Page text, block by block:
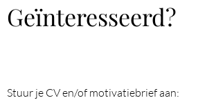
Geïnteresseerd?
Stuur je CV en/of motivatiebrief aan: